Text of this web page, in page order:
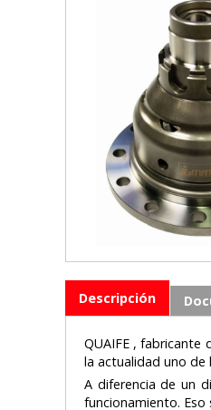
Descripción
QUAIFE ,
la actualidad uno de
A diferencia de un
funcionamiento. Eso